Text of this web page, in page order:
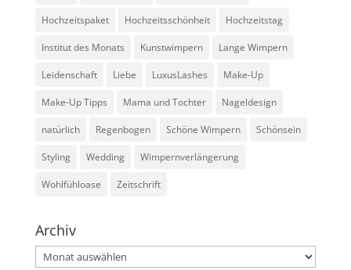
Hochzeitspaket Hochzeitsschönheit Hochzeitstag
Institut des Monats Kunstwimpern Lange Wimpern
Leidenschaft Liebe LuxusLashes Make-Up
Make-Up Tipps Mama und Tochter Nageldesign
natürlich Regenbogen Schöne Wimpern Schönsein
Styling Wedding Wimpernverlängerung
Wohlfühloase Zeitschrift
Archiv
Archiv